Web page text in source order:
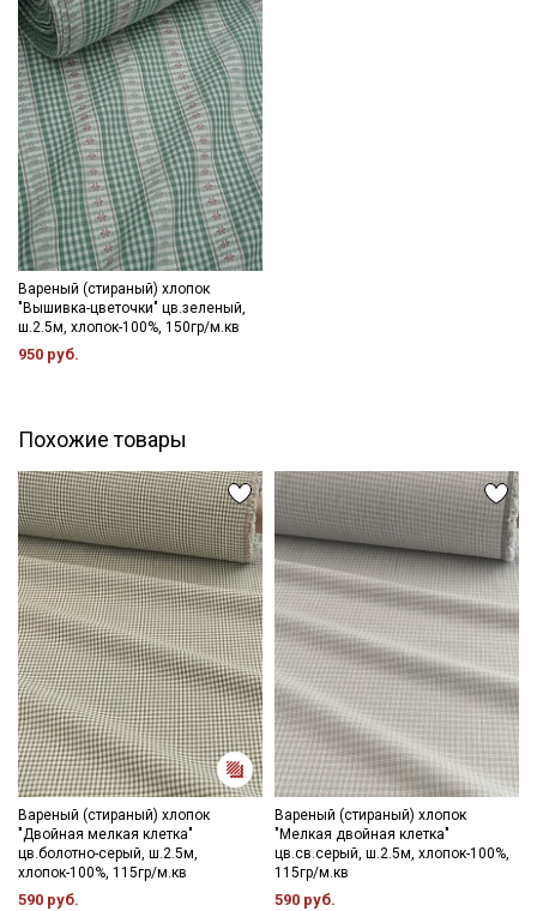
Вареный (стираный) хлопок
"Вышивка-цветочки" цв.зеленый,
ш.2.5м, хлопок-100%, 150гр/м.кв
950 руб.
Похожие товары
Вареный (стираный) хлопок
"Двойная мелкая клетка"
цв.болотно-серый, ш.2.5м,
хлопок-100%, 115гр/м.кв
590 руб.
Вареный (стираный) хлопок
"Мелкая двойная клетка"
цв.св.серый, ш.2.5м, хлопок-100%,
115гр/м.кв
590 руб.
Подписаться
Ознакомлен(а) сПолитикой обработки персональных
данныхи даюСогласие на обработку персональных
данных
ДаюСогласие на получение рекламных и
информационных рассылок